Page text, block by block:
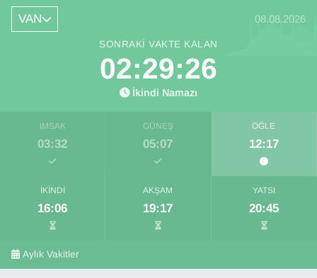
VAN 08.08.2026
SONRAKI VAKTE KALAN
02:29:25
İkindi Namazı
İMSAK
03:32
GÜNEŞ
05:07
ÖĞLE
12:17
İKINDI
16:06
AKŞAM
19:17
YATSI
20:45
Aylık Vakitler